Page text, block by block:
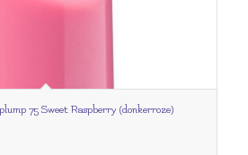
75 Sweet Raspberry (donkerroze)